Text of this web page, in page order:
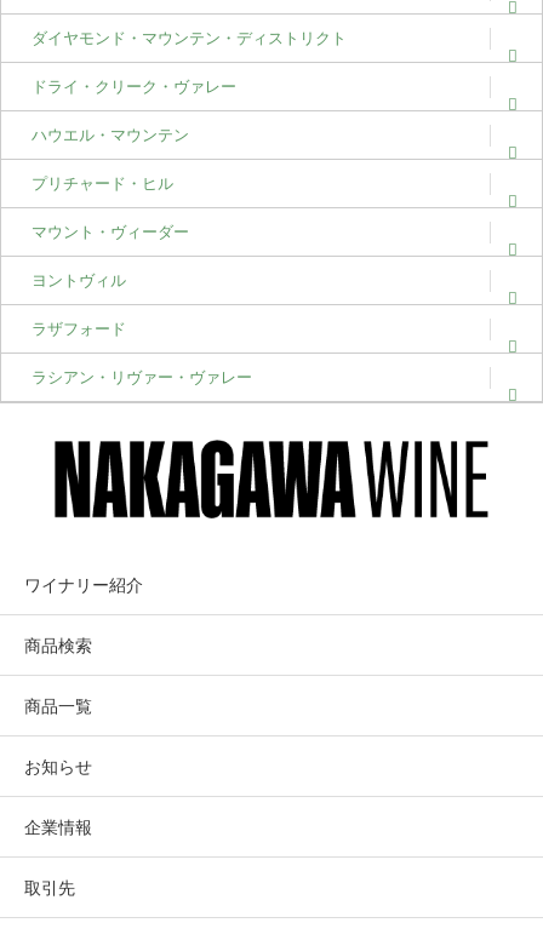
ダイヤモンド・マウンテン・ディストリクト
ドライ・クリーク・ヴァレー
ハウエル・マウンテン
プリチャード・ヒル
マウント・ヴィーダー
ヨントヴィル
ラザフォード
ラシアン・リヴァー・ヴァレー
ワイナリー紹介
商品検索
商品一覧
お知らせ
企業情報
取引先